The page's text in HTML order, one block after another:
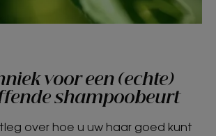
voor een (echte)
shampoobeurt
over hoe u uw haar goed kunt